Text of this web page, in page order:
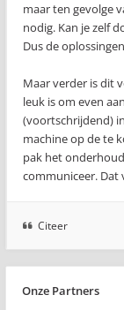
maar ten gevolge
nodig. Kan je zelf
Dus de
Maar verder is dit
leuk is om even
(voortschrijdend)
machine op de te
pak het
communiceer. Dat
Citeer
Onze Partners